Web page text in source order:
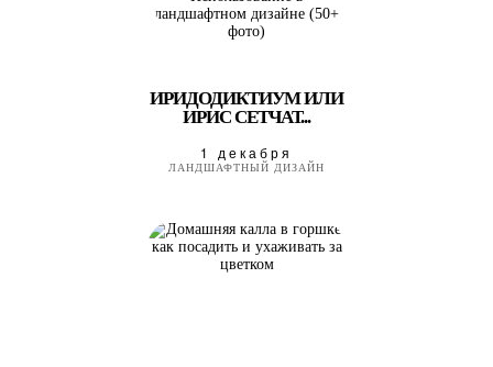
ИРИДОДИКТИУМ ИЛИ
ИРИС СЕТЧАТ...
1 декабря
ЛАНДШАФТНЫЙ ДИЗАЙН